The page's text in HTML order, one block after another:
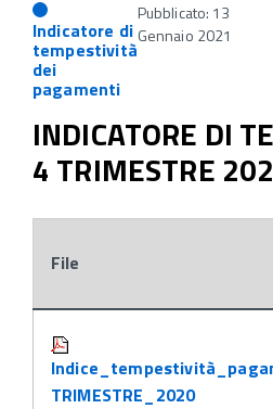
Indicatore di
tempestività
dei
pagamenti
Pubblicato: 13
Gennaio 2021
INDICATORE DI
4 TRIMESTRE
File
TRIMESTRE_2020